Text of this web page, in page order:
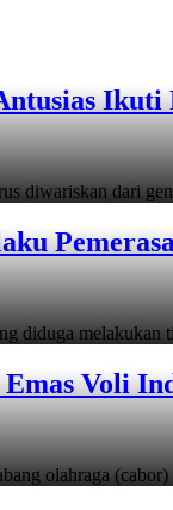
diwariskan dari
diduga
Voli
olahraga